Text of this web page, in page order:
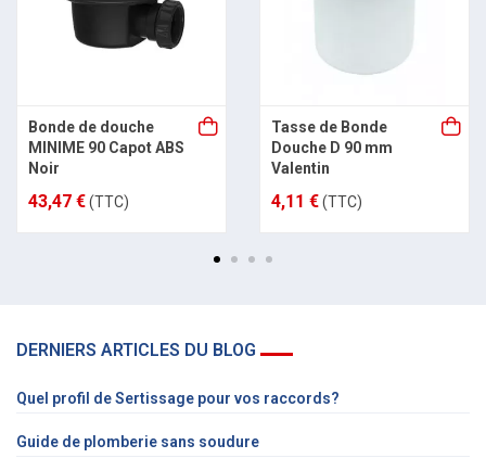
Bonde de douche
MINIME 90 Capot ABS
Noir
43,47 €(TTC)
Tasse de Bonde
Douche D 90 mm
Valentin
4,11 €(TTC)
DERNIERS ARTICLES DU BLOG
Quel profil de Sertissage pour vos raccords?
Guide de plomberie sans soudure